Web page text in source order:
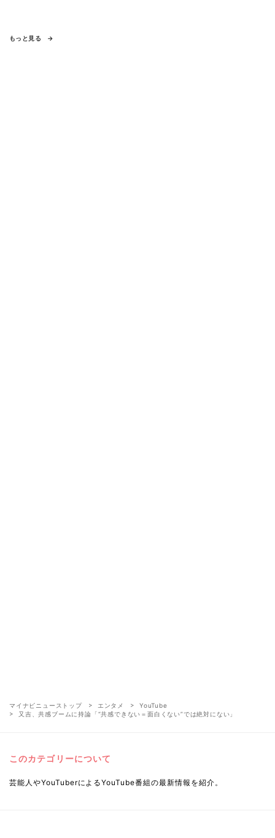
もっと見る
マイナビニューストップ エンタメ
YouTube
又吉、共感ブームに持論「“共感できない＝面白くない”では絶対にない」
このカテゴリーについて
芸能人やYouTuberによるYouTube番組の最新情報を紹介。